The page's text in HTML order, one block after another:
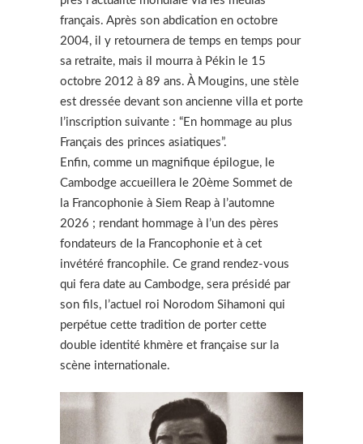
français. Après son abdication en octobre
2004, il y retournera de temps en temps pour
sa retraite, mais il mourra à Pékin le 15
octobre 2012 à 89 ans. À Mougins, une stèle
est dressée devant son ancienne villa et porte
l’inscription suivante : “En hommage au plus
Français des princes asiatiques”.
Enfin, comme un magnifique épilogue, le
Cambodge accueillera le 20ème Sommet de
la Francophonie à Siem Reap à l’automne
2026 ; rendant hommage à l’un des pères
fondateurs de la Francophonie et à cet
invétéré francophile. Ce grand rendez-vous
qui fera date au Cambodge, sera présidé par
son fils, l’actuel roi Norodom Sihamoni qui
perpétue cette tradition de porter cette
double identité khmère et française sur la
scène internationale.